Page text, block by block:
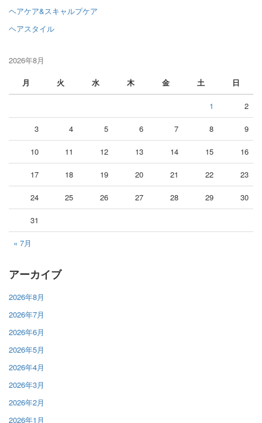
ヘアケア&スキャルプケア
ヘアスタイル
2026年8月
月
火 水 木 金 土 日
« 7月
1 2
3 4 5 6 7 8 9
10 11 12 13 14 15 16
17 18 19 20 21 22 23
24 25 26 27 28 29 30
31
アーカイブ
2026年8月
2026年7月
2026年6月
2026年5月
2026年4月
2026年3月
2026年2月
2026年1月